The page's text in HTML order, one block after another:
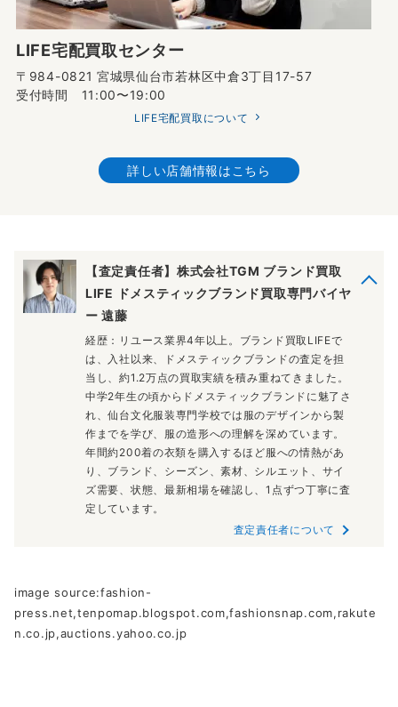
LIFE宅配買取センター
〒984-0821 宮城県仙台市若林区中倉3丁目17-57
受付時間 11:00〜19:00
LIFE宅配買取について
詳しい店舗情報はこちら
【査定責任者】株式会社TGM ブランド買取
LIFE ドメスティックブランド買取専門バイヤ
ー 遠藤
経歴：リユース業界4年以上。ブランド買取LIFEで
は、入社以来、ドメスティックブランドの査定を担
当し、約1.2万点の買取実績を積み重ねてきました。
中学2年生の頃からドメスティックブランドに魅了さ
れ、仙台文化服装専門学校では服のデザインから製
作までを学び、服の造形への理解を深めています。
年間約200着の衣類を購入するほど服への情熱があ
り、ブランド、シーズン、素材、シルエット、サイ
ズ需要、状態、最新相場を確認し、1点ずつ丁寧に査
定しています。
査定責任者について
image source:fashion-
press.net,tenpomap.blogspot.com,fashionsnap.com,rakute
n.co.jp,auctions.yahoo.co.jp